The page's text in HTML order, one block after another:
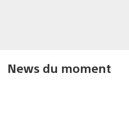
News du moment